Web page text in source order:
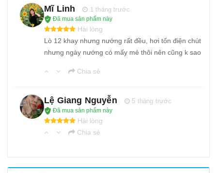
22-Lò nướng xoay 6 khay
23-Lò nướng đối lưu 10 khay Southstar
Mĩ Linh
1 tháng trước
Đã mua sản phẩm này
Hài lòng
Lò 12 khay nhưng nướng rất đều, hơi tốn điện chút
nhưng ngày nướng có mấy mẻ thôi nên cũng k sao
Chia sẻ
Lệ Giang Nguyễn
5 tháng trước
Đã mua sản phẩm này
Hài lòng
Chia sẻ